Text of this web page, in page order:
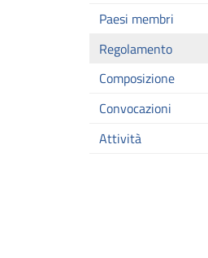
Paesi membri
Regolamento
Composizione
Convocazioni
Attività